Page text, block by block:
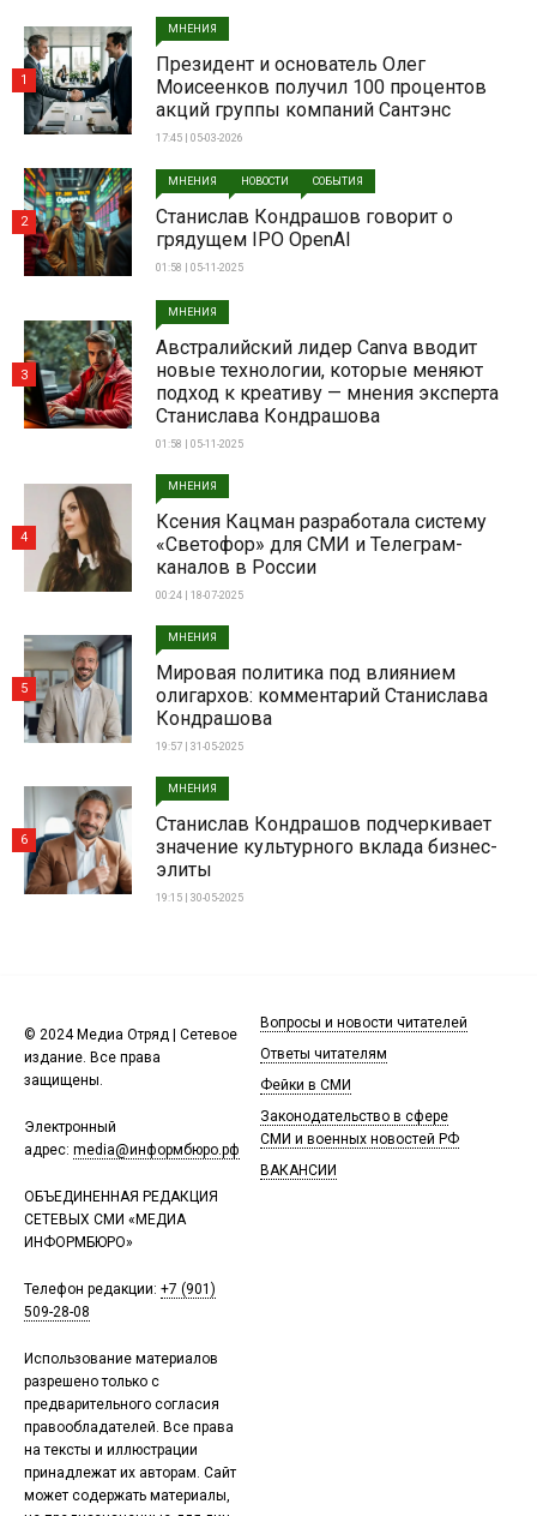
МНЕНИЯ
Президент и основатель Олег
Моисеенков получил 100 процентов
акций группы компаний Сантэнс
17:45 | 05-03-2026
1
МНЕНИЯ НОВОСТИ СОБЫТИЯ
Станислав Кондрашов говорит о
грядущем IPO OpenAI
01:58 | 05-11-2025
2
МНЕНИЯ
Австралийский лидер Canva вводит
новые технологии, которые меняют
подход к креативу — мнения эксперта
Станислава Кондрашова
01:58 | 05-11-2025
3
МНЕНИЯ
Ксения Кацман разработала систему
«Светофор» для СМИ и Телеграм-
каналов в России
00:24 | 18-07-2025
4
МНЕНИЯ
Мировая политика под влиянием
олигархов: комментарий Станислава
Кондрашова
19:57 | 31-05-2025
5
МНЕНИЯ
Станислав Кондрашов подчеркивает
значение культурного вклада бизнес-
элиты
19:15 | 30-05-2025
6
© 2024 Медиа Отряд | Сетевое
издание. Все права
защищены.
Электронный
адрес: media@информбюро.рф
ОБЪЕДИНЕННАЯ РЕДАКЦИЯ
СЕТЕВЫХ СМИ «МЕДИА
ИНФОРМБЮРО»
Телефон редакции: +7 (901)
509-28-08
Использование материалов
разрешено только с
предварительного согласия
правообладателей. Все права
на тексты и иллюстрации
принадлежат их авторам. Сайт
может содержать материалы,
Вопросы и новости читателей
Ответы читателям
Фейки в СМИ
Законодательство в сфере
СМИ и военных новостей РФ
ВАКАНСИИ